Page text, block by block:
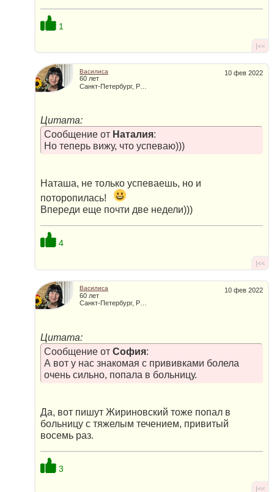
1
|<<
10 фев 2022
Василиса
60 лет
Цитата:
Сообщение от Наталия:
Но теперь вижу, что успеваю)))
Наташа, не только успеваешь, но и
поторопилась!
Впереди еще почти две недели)))
4
|<<
10 фев 2022
Василиса
60 лет
Цитата:
Сообщение от София:
А вот у нас знакомая с прививками болела
очень сильно, попала в больницу.
Да, вот пишут Жириновский тоже попал в
больницу с тяжелым течением, привитый
восемь раз.
3
|<<